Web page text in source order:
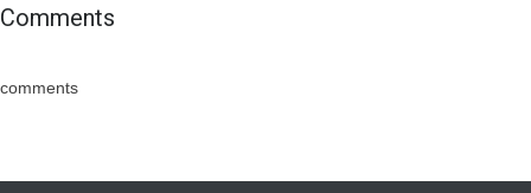
Comments
comments